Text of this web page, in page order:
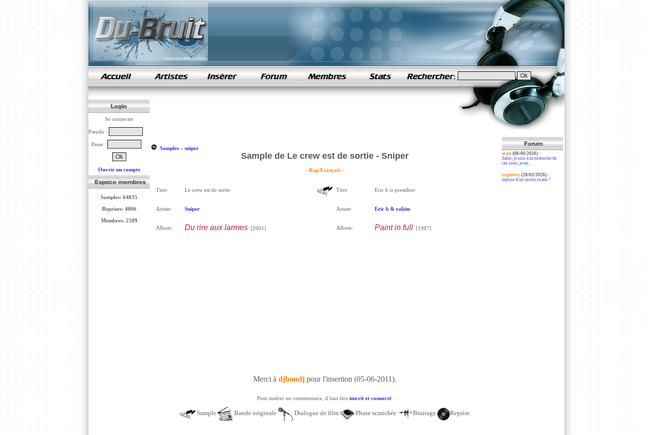
samples de rap
Se connecter
Pseudo :
Passe :
Ouvrir un compte
Samples: 64835
Reprises: 4006
Membres: 2589
Samples» sniper
Sample de Le crew est de sortie - Sniper
- Rap Français -
Titre: Le crew est de sortie
Artiste: Sniper
Album: Du rire aux larmes[2001]
Titre: Eric b is president
Artiste: Eric b & rakim
Album: Paint in full[1987]
Merci à djboudj pour l'insertion (05-06-2011).
Pour insérer un commentaire, il faut être inscrit et connecté.
Sample Bande originale Dialogue de film Phase scratchée Bruitage Reprise
scez (06/06/2026):
Salut, je suis à la recherche de
ces sons, je ne...
raptorz (28/03/2026):
reprise d'un instru ricain ?